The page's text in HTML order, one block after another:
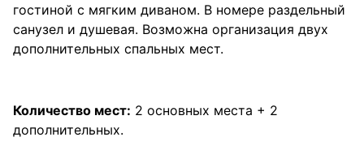
гостиной с мягким диваном. В номере раздельный
санузел и душевая. Возможна организация двух
дополнительных спальных мест.
Количество мест: 2 основных места + 2
дополнительных.